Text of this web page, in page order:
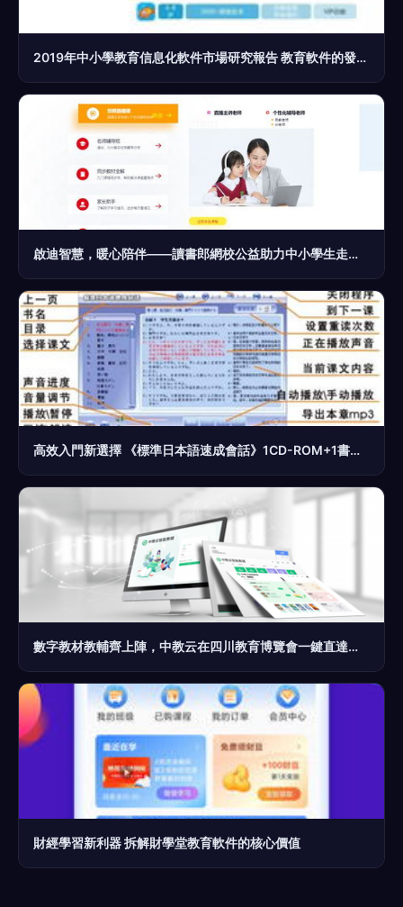
2019年中小學教育信息化軟件市場研究報告 教育軟件的發展與趨勢
啟迪智慧，暖心陪伴——讀書郎網校公益助力中小學生走好人生第一步
高效入門新選擇 《標準日本語速成會話》1CD-ROM+1書僅售15元
數字教材教輔齊上陣，中教云在四川教育博覽會一鍵直達智慧課堂
財經學習新利器 拆解財學堂教育軟件的核心價值